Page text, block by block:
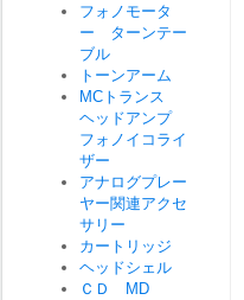
フォノモータ
ー ターンテー
ブル
トーンアーム
MCトランス
ヘッドアンプ
フォノイコライ
ザー
アナログプレー
ヤー関連アクセ
サリー
カートリッジ
ヘッドシェル
ＣＤ MD